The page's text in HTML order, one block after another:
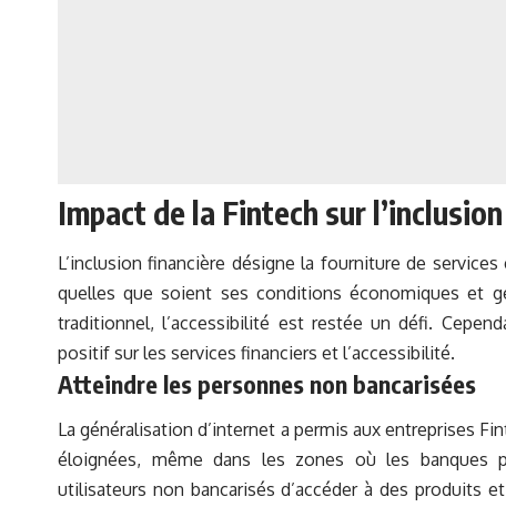
Impact de la Fintech sur
L’inclusion financière désigne la fourniture de
quelles que soient ses conditions économiques et
traditionnel, l’accessibilité est restée un défi.
positif sur les services financiers et l’accessibilité.
Atteindre les personnes non bancarisées
La généralisation d’internet a permis aux entreprises
éloignées, même dans les zones où les banques
utilisateurs non bancarisés d’accéder à des produits